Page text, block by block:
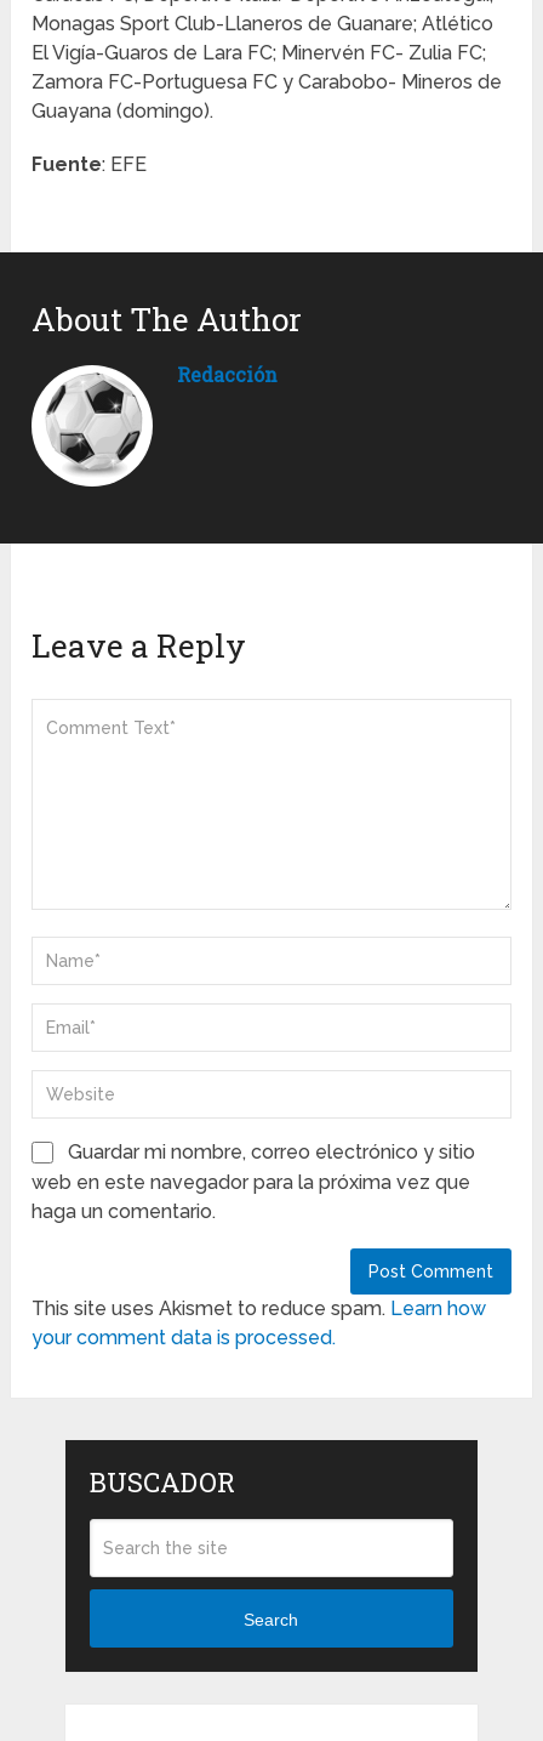
Monagas Sport Club-Llaneros de Guanare; Atlético
El Vigía-Guaros de Lara FC; Minervén FC- Zulia FC;
Zamora FC-Portuguesa FC y Carabobo- Mineros de
Guayana (domingo).
Fuente: EFE
About The Author
Redacción
Leave a Reply
Guardar mi nombre, correo electrónico y sitio
web en este navegador para la próxima vez que
haga un comentario.
This site uses Akismet to reduce spam. Learn how
your comment data is processed.
BUSCADOR
Search